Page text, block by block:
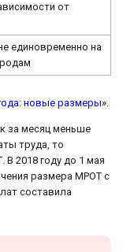
от
единовременно на
новые размеры».
за месяц меньше
труда, то
В 2018 году до 1 мая
размера МРОТ с
составила